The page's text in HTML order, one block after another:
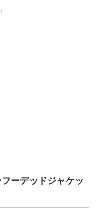
ーデッドジャケッ